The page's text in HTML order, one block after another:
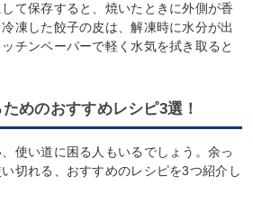
て保存すると、焼いたときに外側が香
凍した餃子の皮は、解凍時に水分が出
チンペーパーで軽く水気を拭き取ると
めのおすすめレシピ3選！
使い道に困る人もいるでしょう。余っ
切れる、おすすめのレシピを3つ紹介し